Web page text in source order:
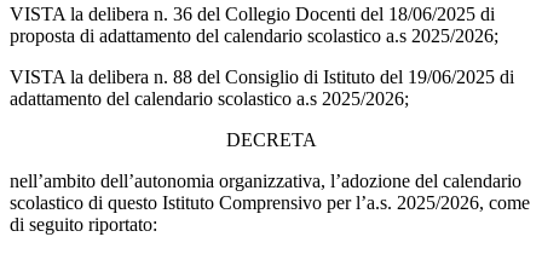
VISTA la delibera n. 36 del Collegio Docenti del 18/06/2025 di
proposta di adattamento del calendario scolastico a.s 2025/2026;
VISTA la delibera n. 88 del Consiglio di Istituto del 19/06/2025 di
adattamento del calendario scolastico a.s 2025/2026;
DECRETA
nell’ambito dell’autonomia organizzativa, l’adozione del calendario
scolastico di questo Istituto Comprensivo per l’a.s. 2025/2026, come
di seguito riportato: